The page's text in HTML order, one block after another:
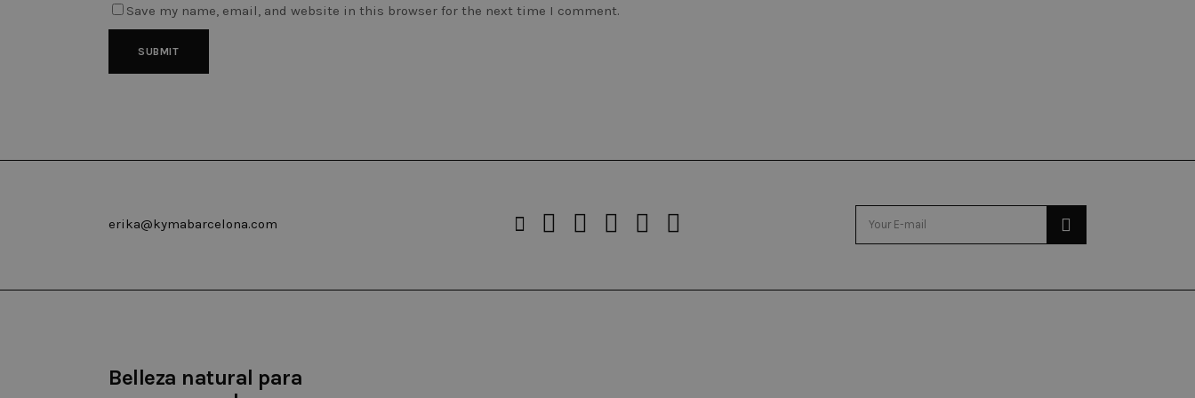
Save my name, email, and website in this browser for the next time I comment.
erika@kymabarcelona.com
Belleza natural para